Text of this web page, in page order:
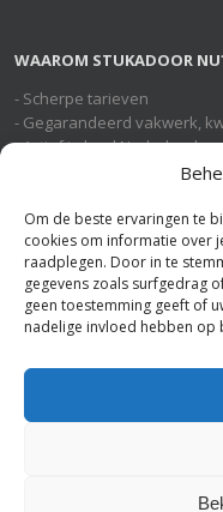
Om de beste ervaringen te
cookies om informatie over
raadplegen. Door in te
gegevens zoals surfgedrag
geen toestemming geeft of
nadelige invloed hebben op
WAAROM STUKADOOR
- Scherpe tarieven
- Gegarandeerd vakwerk,
- Actief in heel Nederland
- Geheel gratis en
STUKADOOR NU OP
U BENT HIER
Stukadoor Nu>Stukadoor